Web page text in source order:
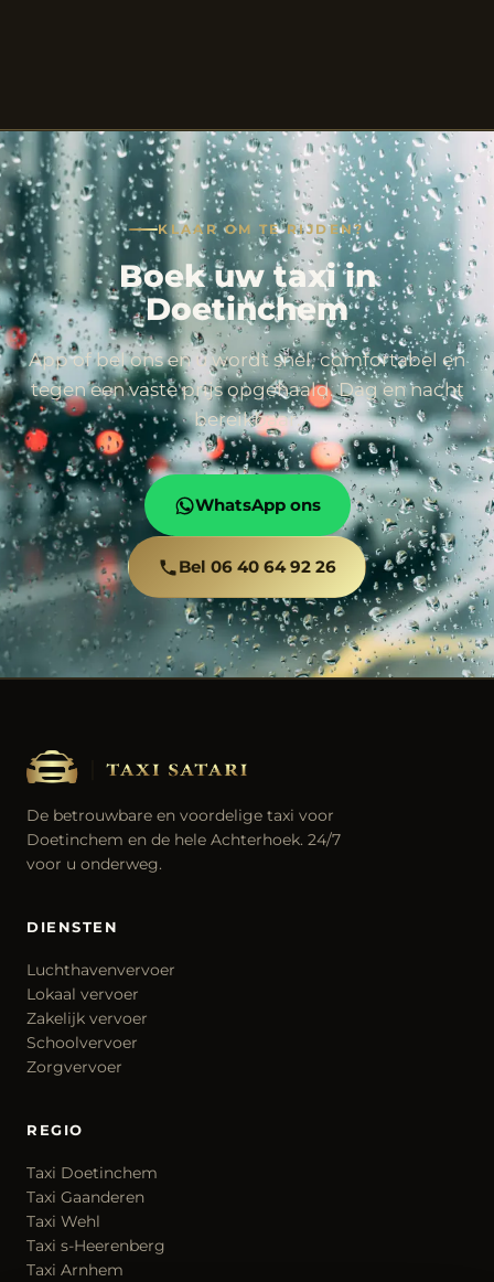
KLAAR OM TE RIJDEN?
Boek uw taxi in
Doetinchem
App of bel ons en u wordt snel, comfortabel en
tegen een vaste prijs opgehaald. Dag en nacht
bereikbaar.
WhatsApp ons
Bel 06 40 64 92 26
De betrouwbare en voordelige taxi voor
Doetinchem en de hele Achterhoek. 24/7
voor u onderweg.
DIENSTEN
Luchthavenvervoer
Lokaal vervoer
Zakelijk vervoer
Schoolvervoer
Zorgvervoer
REGIO
Taxi Doetinchem
Taxi Gaanderen
Taxi Wehl
Taxi s-Heerenberg
Taxi Arnhem